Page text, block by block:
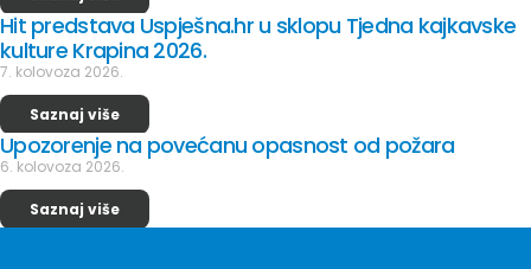
Hit predstava Uspješna.hr u sklopu Tjedna kajkavske
kulture Krapina 2026.
7. kolovoza 2026.
Saznaj više
Upozorenje na povećanu opasnost od požara
6. kolovoza 2026.
Saznaj više